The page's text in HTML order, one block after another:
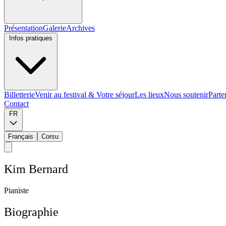
PrésentationGalerieArchives
BilletterieVenir au festival & Votre séjourLes lieuxNous soutenir
Contact
Français Corsu
Kim Bernard
Pianiste
Biographie